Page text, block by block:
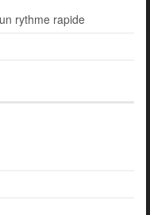
rythme rapide